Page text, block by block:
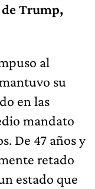
de Trump,
al
su
en las
mandato
De 47 años y
retado
estado que